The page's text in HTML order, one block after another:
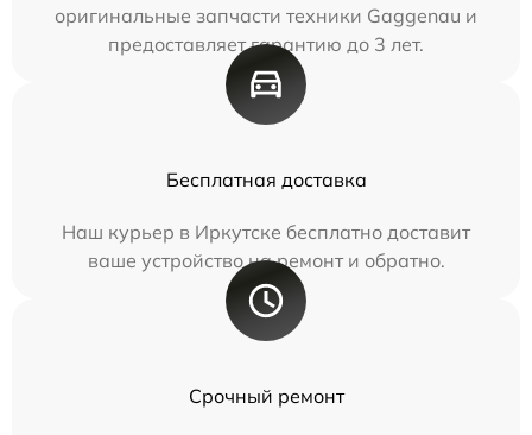
оригинальные запчасти техники Gaggenau и
предоставляет гарантию до 3 лет.
Бесплатная доставка
Наш курьер в Иркутске бесплатно доставит
ваше устройство на ремонт и обратно.
Срочный ремонт